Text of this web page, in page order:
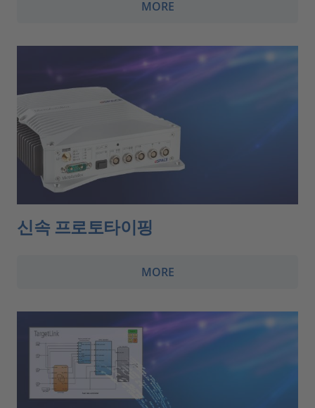
MORE
신속 프로토타이핑
MORE